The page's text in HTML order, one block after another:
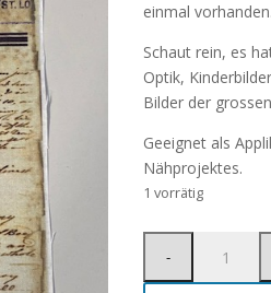
einmal vorhanden.
Schaut rein, es
Optik,
Bilder der
Geeignet als
Nähprojektes.
1 vorrätig